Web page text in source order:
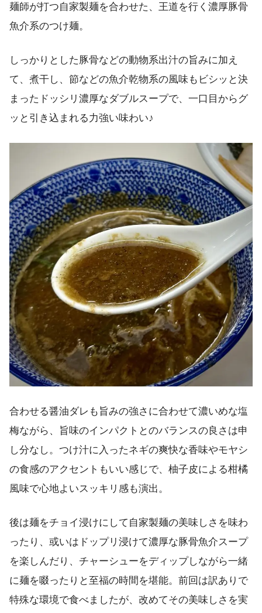
麺師が打つ自家製麺を合わせた、王道を行く濃厚豚骨
魚介系のつけ麺。
しっかりとした豚骨などの動物系出汁の旨みに加え
て、煮干し、節などの魚介乾物系の風味もビシッと決
まったドッシリ濃厚なダブルスープで、一口目からグ
ッと引き込まれる力強い味わい♪
合わせる醤油ダレも旨みの強さに合わせて濃いめな塩
梅ながら、旨味のインパクトとのバランスの良さは申
し分なし。つけ汁に入ったネギの爽快な香味やモヤシ
の食感のアクセントもいい感じで、柚子皮による柑橘
風味で心地よいスッキリ感も演出。
後は麺をチョイ浸けにして自家製麺の美味しさを味わ
ったり、或いはドップリ浸けて濃厚な豚骨魚介スープ
を楽しんだり、チャーシューをディップしながら一緒
に麺を啜ったりと至福の時間を堪能。前回は訳ありで
特殊な環境で食べましたが、改めてその美味しさを実